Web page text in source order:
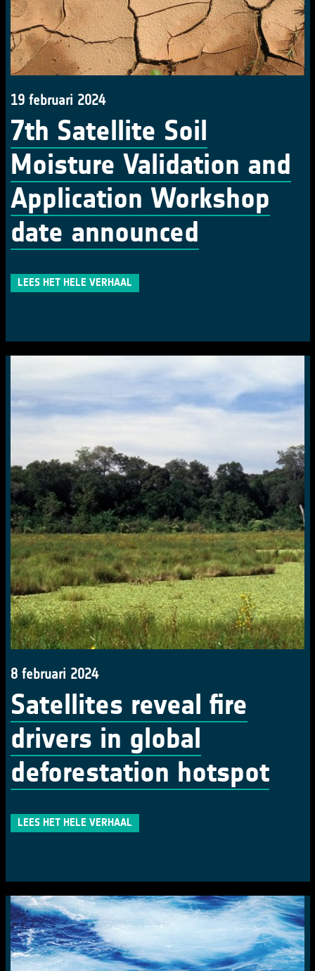
19 februari 2024
7th Satellite Soil
Moisture Validation and
Application Workshop
date announced
LEES HET HELE VERHAAL
8 februari 2024
Satellites reveal fire
drivers in global
deforestation hotspot
LEES HET HELE VERHAAL